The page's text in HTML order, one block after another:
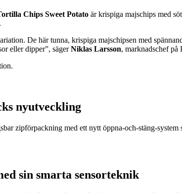
Chips Sweet Potato är krispiga majschips med
De här tunna, krispiga majschipsen med
eller dipper”, sägerNiklas Larsson, marknadschef på
nyutveckling
zipförpackning med ett nytt öppna-och-stäng-
sin smarta sensorteknik